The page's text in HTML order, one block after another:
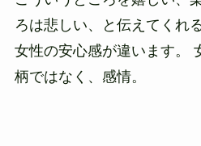
ろは悲しい、と伝えてくれ
女性の安心感が違います。
柄ではなく、感情。